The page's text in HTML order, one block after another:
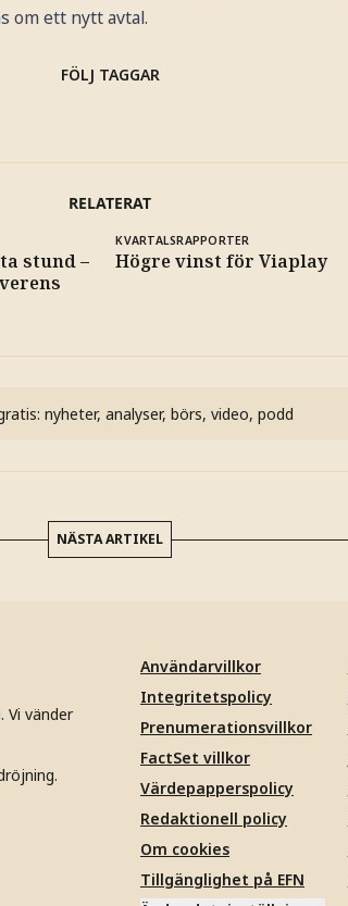
om ett nytt avtal.
FÖLJ TAGGAR
RELATERAT
stund –
KVARTALSRAPPORTER
Högre vinst för Viaplay
nyheter, analyser, börs, video, podd
NÄSTA ARTIKEL
Vi vänder
Användarvillkor
Integritetspolicy
Prenumerationsvillkor
FactSet villkor
Värdepapperspolicy
Redaktionell policy
Om cookies
Tillgänglighet på EFN